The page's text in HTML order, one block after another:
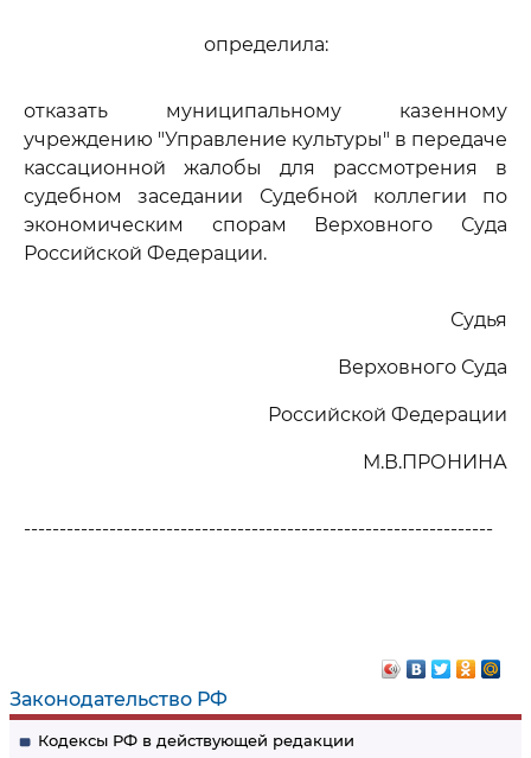
Законодательство РФ
Кодексы РФ в действующей редакции
определила:
отказать муниципальному казенному
учреждению "Управление культуры" в передаче
кассационной жалобы для рассмотрения в
судебном заседании Судебной коллегии по
экономическим спорам Верховного Суда
Российской Федерации.
Судья
Верховного Суда
Российской Федерации
М.В.ПРОНИНА
------------------------------------------------------------------